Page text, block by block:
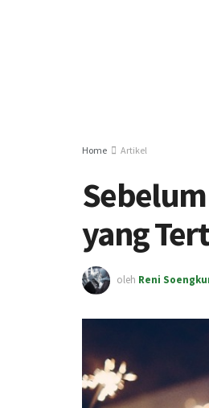
Home Artikel
yang
oleh Reni